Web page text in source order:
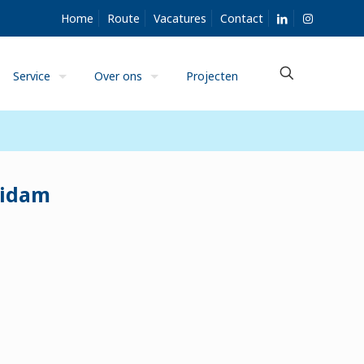
Home Route Vacatures Contact
Service Over ons Projecten